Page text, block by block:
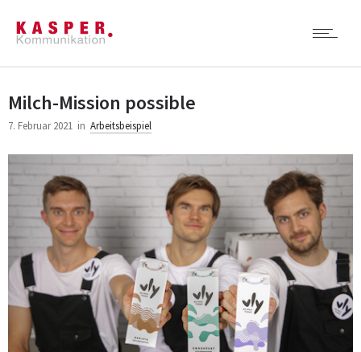
Milch-Mission possible
7. Februar 2021 in Arbeitsbeispiel